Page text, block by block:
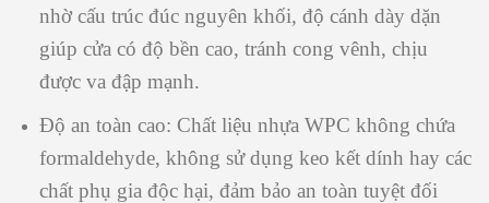
nhờ cấu trúc đúc nguyên khối, độ cánh dày dặn
giúp cửa có độ bền cao, tránh cong vênh, chịu
được va đập mạnh.
Độ an toàn cao: Chất liệu nhựa WPC không chứa
formaldehyde, không sử dụng keo kết dính hay các
chất phụ gia độc hại, đảm bảo an toàn tuyệt đối